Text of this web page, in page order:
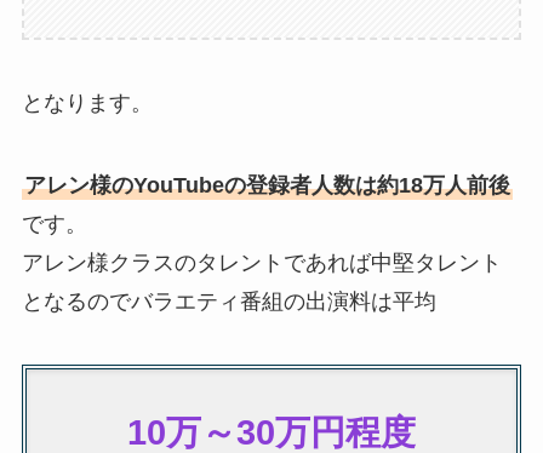
となります。
アレン様のYouTubeの登録者人数は約18万人前後
です。
アレン様クラスのタレントであれば中堅タレント
となるのでバラエティ番組の出演料は平均
10万～30万円程度